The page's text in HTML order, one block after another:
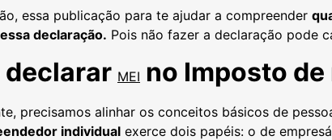
essa publicação para te ajudar a compreender
declaração. Pois não fazer a declaração pode
declarar MEI no Imposto de
precisamos alinhar os conceitos básicos de
individual exerce dois papéis: o de